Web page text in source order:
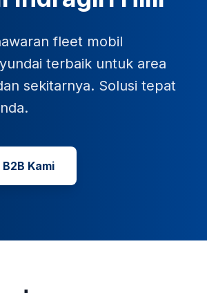
fleet mobil
terbaik untuk area
sekitarnya. Solusi tepat
Kami